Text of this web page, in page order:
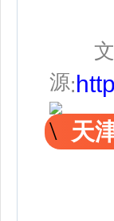
文
源:
天